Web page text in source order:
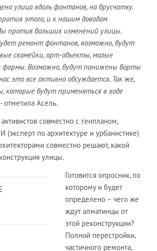
улица вдоль фонтанов, на брусчатку.
этого, и к нашим доводам
против больших изменений улицы.
ремонт фонтанов, возможно, будут
скамейки, арт-объекты, малые
Возможно, будут понижены борты
это все активно обсуждается. Так же,
которые будут применяться в ходе
- отметила Асель.
совместно с генпланом,
по архитектуре и урбанистике)
совместно решают, какой
улицы.
Готовится опросник, по
которому и будет
определено – чего же
ждут алматинцы от
этой реконструкции?
Полной перестройки,
частичного ремонта,